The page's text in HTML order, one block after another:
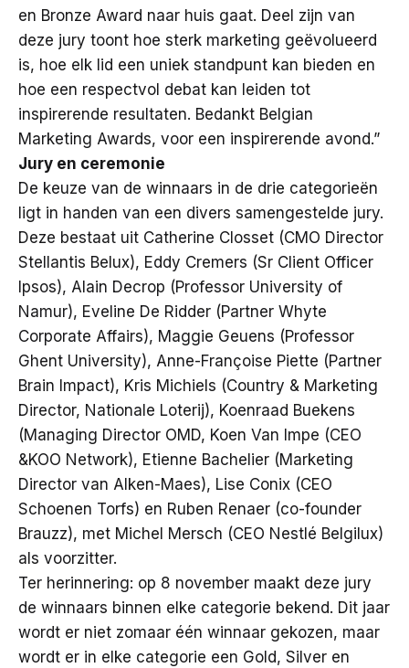
en Bronze Award naar huis gaat. Deel zijn van
deze jury toont hoe sterk marketing geëvolueerd
is, hoe elk lid een uniek standpunt kan bieden en
hoe een respectvol debat kan leiden tot
inspirerende resultaten. Bedankt Belgian
Marketing Awards, voor een inspirerende avond.”
Jury en ceremonie
De keuze van de winnaars in de drie categorieën
ligt in handen van een divers samengestelde jury.
Deze bestaat uit Catherine Closset (CMO Director
Stellantis Belux), Eddy Cremers (Sr Client Officer
Ipsos), Alain Decrop (Professor University of
Namur), Eveline De Ridder (Partner Whyte
Corporate Affairs), Maggie Geuens (Professor
Ghent University), Anne-Françoise Piette (Partner
Brain Impact), Kris Michiels (Country & Marketing
Director, Nationale Loterij), Koenraad Buekens
(Managing Director OMD, Koen Van Impe (CEO
&KOO Network), Etienne Bachelier (Marketing
Director van Alken-Maes), Lise Conix (CEO
Schoenen Torfs) en Ruben Renaer (co-founder
Brauzz), met Michel Mersch (CEO Nestlé Belgilux)
als voorzitter.
Ter herinnering: op 8 november maakt deze jury
de winnaars binnen elke categorie bekend. Dit jaar
wordt er niet zomaar één winnaar gekozen, maar
wordt er in elke categorie een Gold, Silver en